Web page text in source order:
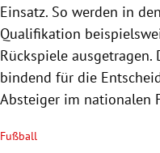
Einsatz. So werden in
Qualifikation
Rückspiele ausgetragen.
bindend für die
Absteiger im nationalen
Fußball